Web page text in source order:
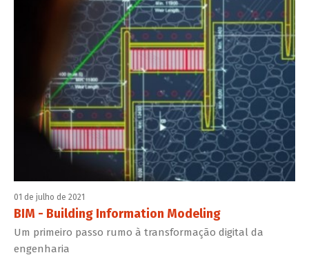
01 de julho de 2021
BIM - Building Information Modeling
Um primeiro passo rumo à transformação digital da
engenharia